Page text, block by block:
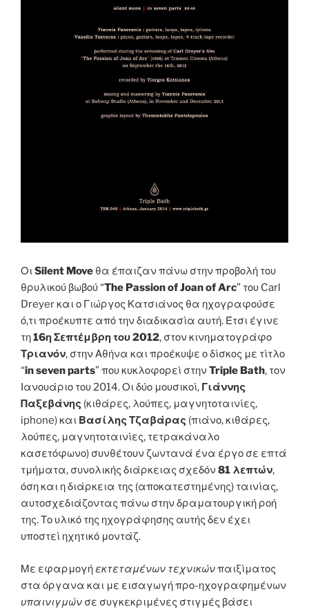
ΟιSilent Move θα έπαιζαν πάνω στην προβολή του
θρυλικού βωβού “The Passion of Joan of Arc” του Carl
Dreyer και ο Γιώργος Κατσιάνος θα ηχογραφούσε
ό,τι προέκυπτε από την διαδικασία αυτή. Έτσι έγινε
τη16η Σεπτέμβρη του 2012, στον κινηματογράφο
Τριανόν, στην Αθήνα και προέκυψε ο δίσκος με τίτλο
“in seven parts” που κυκλοφορεί στην Triple Bath, τον
Ιανουάριο του 2014. Οι δύο μουσικοί, Γιάννης
Παξεβάνης (κιθάρες, λούπες, μαγνητοταινίες,
iphone) και Βασίλης Τζαβάρας (πιάνο, κιθάρες,
λούπες, μαγνητοταινίες, τετρακάναλο
κασετόφωνο) συνθέτουν ζωντανά ένα έργο σε επτά
τμήματα, συνολικής διάρκειας σχεδόν 81 λεπτών,
όση και η διάρκεια της (αποκατεστημένης) ταινίας,
αυτοσχεδιάζοντας πάνω στην δραματουργική ροή
της. Το υλικό της ηχογράφησης αυτής δεν έχει
υποστεί ηχητικό μοντάζ.
Με εφαρμογήεκτεταμένων τεχνικώνπαιξίματος
στα όργανα και με εισαγωγή προ-ηχογραφημένων
υπαινιγμών σε συγκεκριμένες στιγμές βάσει